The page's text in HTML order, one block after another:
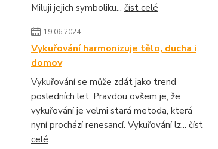
Miluji jejich symboliku... číst celé
19.06.2024
Vykuřování harmonizuje tělo, ducha i
domov
Vykuřování se může zdát jako trend
posledních let. Pravdou ovšem je, že
vykuřování je velmi stará metoda, která
nyní prochází renesancí. Vykuřování lz... číst
celé